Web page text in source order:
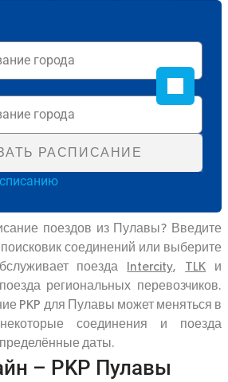
РАСПИСАНИЕ
поездов из Пулавы? Введите
соединений или выберите
поезда
Intercity, TLK и
региональных перевозчиков.
PKP для Пулавы может меняться в
соединения и поезда
даты.
– PKP Пулавы